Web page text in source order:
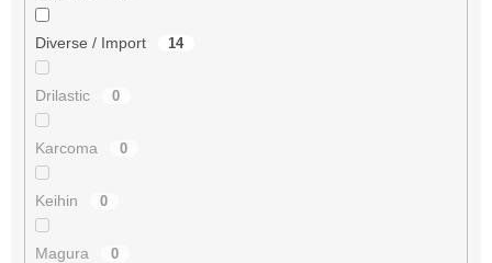
Diverse / Import 14
Drilastic 0
Karcoma 0
Keihin 0
Magura 0